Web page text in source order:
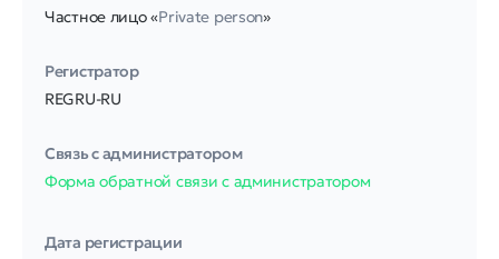
Частное лицо «Private person»
Регистратор
REGRU-RU
Связь с администратором
Форма обратной связи с администратором
Дата регистрации